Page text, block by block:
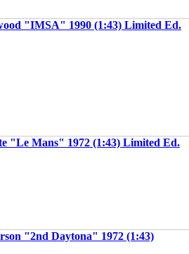
"IMSA" 1990 (1:43) Limited Ed.
"Le Mans" 1972 (1:43) Limited Ed.
"2nd Daytona" 1972 (1:43)